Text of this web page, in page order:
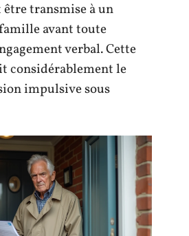
transmise à un
avant toute
verbal. Cette
considérablement le
impulsive sous